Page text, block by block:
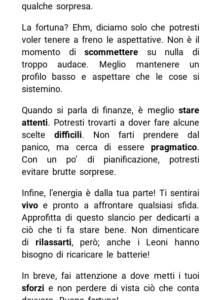
qualche sorpresa.
La fortuna? Ehm, diciamo solo che potresti
voler tenere a freno le aspettative. Non è il
momento discommettere su nulla di
troppo audace. Meglio mantenere un
profilo basso e aspettare che le cose si
sistemino.
Quando si parla di finanze, è megliostare
attenti. Potresti trovarti a dover fare alcune
scelte difficili. Non farti prendere dal
panico, ma cerca di essere pragmatico.
Con un po’ di pianificazione, potresti
evitare brutte sorprese.
Infine, l’energia è dalla tua parte! Ti sentirai
vivoe pronto a affrontare qualsiasi sfida.
Approfitta di questo slancio per dedicarti a
ciò che ti fa stare bene. Non dimenticare
di rilassarti, però; anche i Leoni hanno
bisogno di ricaricare le batterie!
In breve, fai attenzione a dove metti i tuoi
sforzi e non perdere di vista ciò che conta